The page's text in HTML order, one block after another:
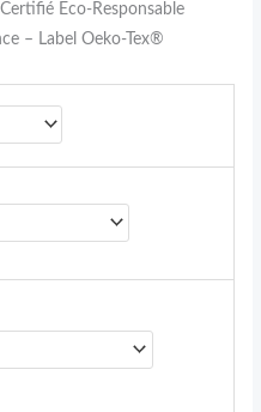
Eco-Responsable
– Label Oeko-Tex®